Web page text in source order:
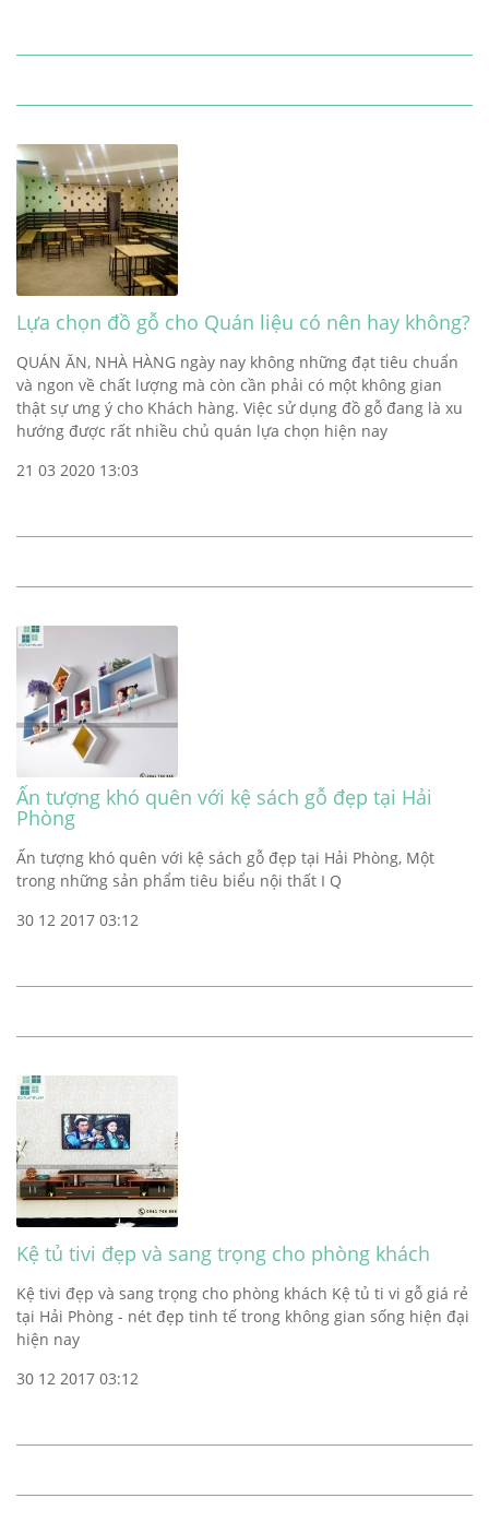
Lựa chọn đồ gỗ cho Quán liệu có nên hay không?
QUÁN ĂN, NHÀ HÀNG ngày nay không những đạt tiêu chuẩn
và ngon về chất lượng mà còn cần phải có một không gian
thật sự ưng ý cho Khách hàng. Việc sử dụng đồ gỗ đang là xu
hướng được rất nhiều chủ quán lựa chọn hiện nay
21 03 2020 13:03
Ấn tượng khó quên với kệ sách gỗ đẹp tại Hải
Phòng
Ấn tượng khó quên với kệ sách gỗ đẹp tại Hải Phòng, Một
trong những sản phẩm tiêu biểu nội thất I Q
30 12 2017 03:12
Kệ tủ tivi đẹp và sang trọng cho phòng khách
Kệ tivi đẹp và sang trọng cho phòng khách Kệ tủ ti vi gỗ giá rẻ
tại Hải Phòng - nét đẹp tinh tế trong không gian sống hiện đại
hiện nay
30 12 2017 03:12